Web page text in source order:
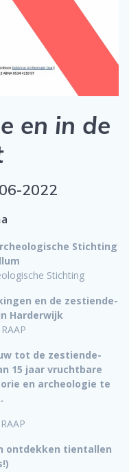
en in de
2022
Stichting
Stichting
en de zestiende-
Harderwijk
tot de zestiende-
15 jaar vruchtbare
en archeologie te
ontdekken tientallen